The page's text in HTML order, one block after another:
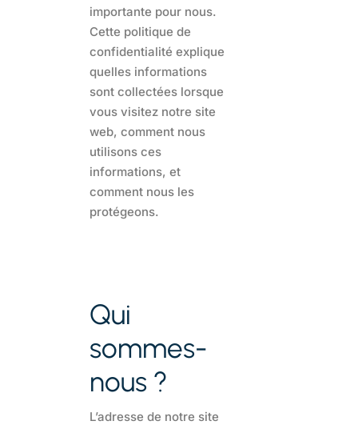
importante pour nous.
Cette politique de
confidentialité explique
quelles informations
sont collectées lorsque
vous visitez notre site
web, comment nous
utilisons ces
informations, et
comment nous les
protégeons.
Qui
sommes-
nous ?
L’adresse de notre site